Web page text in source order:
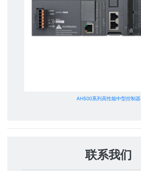
AH500系列高性能中型控制器
联系我们